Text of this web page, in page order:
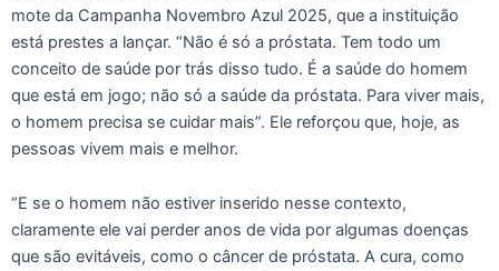
mote da Campanha Novembro Azul 2025, que a instituição
está prestes a lançar. “Não é só a próstata. Tem todo um
conceito de saúde por trás disso tudo. É a saúde do homem
que está em jogo; não só a saúde da próstata. Para viver mais,
o homem precisa se cuidar mais”. Ele reforçou que, hoje, as
pessoas vivem mais e melhor.
“E se o homem não estiver inserido nesse contexto,
claramente ele vai perder anos de vida por algumas doenças
que são evitáveis, como o câncer de próstata. A cura, como